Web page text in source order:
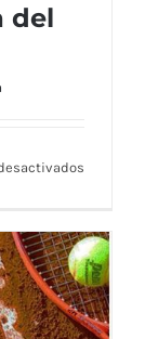
del
RMCT1919
—
Semana
del